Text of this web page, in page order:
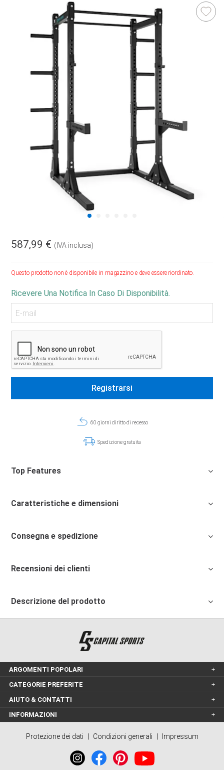
587,99 € (IVA inclusa)
Questo prodotto non è disponibile in magazzino e deve essere riordinato.
Ricevere Una Notifica In Caso Di Disponibilità.
60 giorni diritto di recesso
Spedizione gratuita
Top Features
Caratteristiche e dimensioni
Consegna e spedizione
Recensioni dei clienti
Descrizione del prodotto
ARGOMENTI POPOLARI
CATEGORIE PREFERITE
AIUTO & CONTATTI
INFORMAZIONI
Protezione dei dati Condizioni generali Impressum